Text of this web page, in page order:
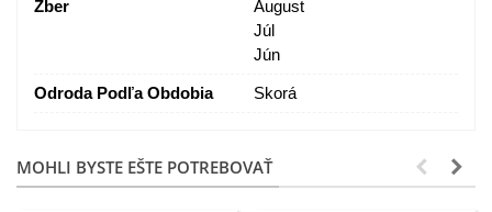
Zber
August
Júl
Jún
Odroda Podľa Obdobia Skorá
MOHLI BYSTE EŠTE POTREBOVAŤ